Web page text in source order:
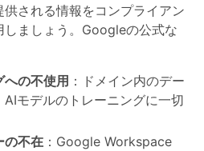
される情報をコンプライアン
しましょう。Googleの公式な
への不使用 ：ドメイン内のデー
AIモデルのトレーニングに一切
の不在 ：Google Workspace